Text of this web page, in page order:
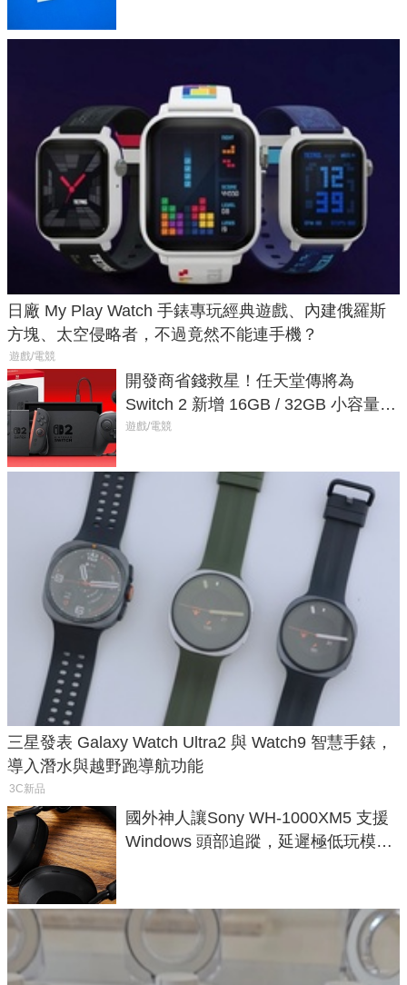
日廠 My Play Watch 手錶專玩經典遊戲、內建俄羅斯
方塊、太空侵略者，不過竟然不能連手機？
遊戲/電競
開發商省錢救星！任天堂傳將為
Switch 2 新增 16GB / 32GB 小容量遊
戲卡的選擇
遊戲/電競
三星發表 Galaxy Watch Ultra2 與 Watch9 智慧手錶，
導入潛水與越野跑導航功能
3C新品
國外神人讓Sony WH-1000XM5 支援
Windows 頭部追蹤，延遲極低玩模擬